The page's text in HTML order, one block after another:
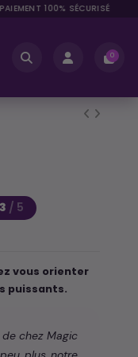
100% SÉCURISÉ
0
/ 5
vous orienter
puissants.
de chez Magic